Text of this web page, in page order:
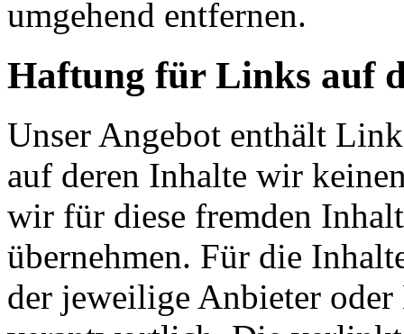
umgehend entfernen.
Haftung für Links auf
Unser Angebot enthält
auf deren Inhalte wir
wir für diese fremden
übernehmen. Für die
der jeweilige Anbieter oder